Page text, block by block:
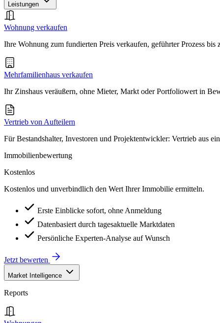
Leistungen
Wohnung verkaufen
Ihre Wohnung zum fundierten Preis verkaufen, geführter Prozess bis
Mehrfamilienhaus verkaufen
Ihr Zinshaus veräußern, ohne Mieter, Markt oder Portfoliowert in
Vertrieb von Aufteilern
Für Bestandshalter, Investoren und Projektentwickler: Vertrieb aus
Immobilienbewertung
Kostenlos
Kostenlos und unverbindlich den Wert Ihrer Immobilie ermitteln.
Erste Einblicke sofort, ohne Anmeldung
Datenbasiert durch tagesaktuelle Marktdaten
Persönliche Experten-Analyse auf Wunsch
Jetzt bewerten
Market Intelligence
Reports